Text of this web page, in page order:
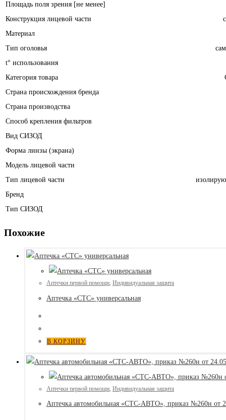
Площадь поля зрения [не менее]
Конструкция лицевой части
Материал
Тип оголовья
t° использования
Категория товара
Страна происхождения бренда
Страна производства
Способ крепления фильтров
Вид СИЗОД
Форма линзы (экрана)
Модель лицевой части
Тип лицевой части
Бренд
Тип СИЗОД
Похожие
Аптечки первой помощи, Индивидуальная защита
Аптечка «СТС» универсальная
В КОРЗИНУ
Аптечки первой помощи Индивидуальная защита
Аптечка автомобильная «СТС-АВТО», приказ №260н от